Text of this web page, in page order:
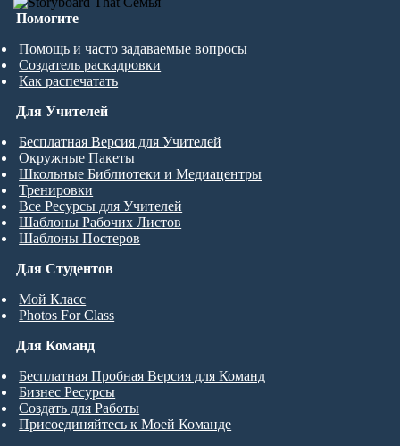
Помогите
Помощь и часто задаваемые вопросы
Создатель раскадровки
Как распечатать
Для Студентов
Мой Класс
Photos For Class
Для Учителей
Бесплатная Версия для Учителей
Окружные Пакеты
Школьные Библиотеки и Медиацентры
Тренировки
Все Ресурсы для Учителей
Шаблоны Рабочих Листов
Шаблоны Постеров
Для Команд
Бесплатная Пробная Версия для Команд
Бизнес Ресурсы
Создать для Работы
Присоединяйтесь к Моей Команде